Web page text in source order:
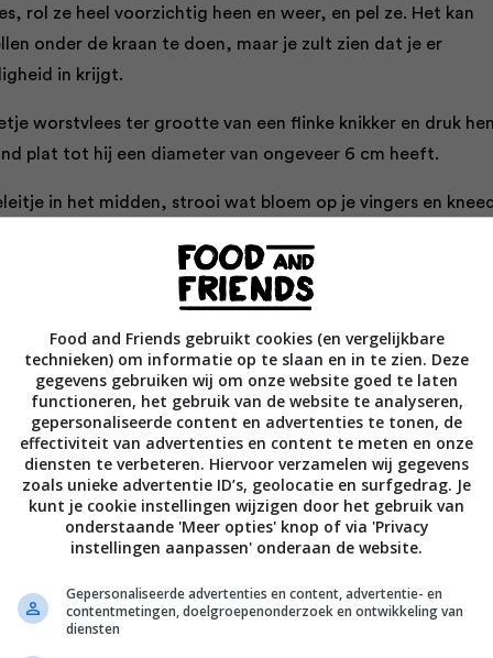
rol ze heel voorzichtig heen en weer, en pel ze. Het kan
onder de kraan te doen, maar je zult zien dat je er
in krijgt.
worstvlees ter grootte van een flinke knikker en druk
plat tot hij een diameter van ongeveer 6 cm heeft.
in het midden, strooi wat bloem op je vingers en
heen. Je moet de slag even te pakken krijgen om het
werken en om het ei te boetseren, maar op een gegeven
gemakkelijk.
alle 12 eitjes en rol ze door de bloem. Als je ze vervolgens
daarna door het broodkruim haalt, zijn ze veel steviger en
kneden. Leg ze wanneer ze klaar zijn in een bak en zet ze
zover bent een diepe, zware braadpan op matig vuur en
in. Vul de pan nooit voor meer dan de helft met olie.
aardappel in om de temperatuur in de gaten te houden
als het stukje aardappel goudbruin is en boven komt
180 °C aangeeft).
Food and Friends gebruikt cookies (en vergelijkbare
technieken) om informatie op te slaan en in te zien. Deze
gegevens gebruiken wij om onze website goed te laten
functioneren, het gebruik van de website te analyseren,
gepersonaliseerde content en advertenties te tonen, de
effectiviteit van advertenties en content te meten en onze
diensten te verbeteren. Hiervoor verzamelen wij gegevens
zoals unieke advertentie ID’s, geolocatie en surfgedrag. Je
kunt je cookie instellingen wijzigen door het gebruik van
onderstaande 'Meer opties' knop of via 'Privacy
instellingen aanpassen' onderaan de website.
Gepersonaliseerde advertenties en content, advertentie- en
contentmetingen, doelgroepenonderzoek en ontwikkeling van
diensten